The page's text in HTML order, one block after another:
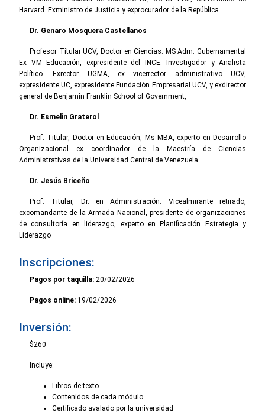
Harvard. Exministro de Justicia y exprocurador de la República
Dr. Genaro Mosquera Castellanos
Profesor Titular UCV, Doctor en Ciencias. MS Adm. Gubernamental
Ex VM Educación, expresidente del INCE. Investigador y Analista
Político. Exrector UGMA, ex vicerrector administrativo UCV,
expresidente UC, expresidente Fundación Empresarial UCV, y exdirector
general de Benjamin Franklin School of Government,
Dr. Esmelin Graterol
Prof. Titular, Doctor en Educación, Ms MBA, experto en Desarrollo
Organizacional ex coordinador de la Maestría de Ciencias
Administrativas de la Universidad Central de Venezuela.
Dr. Jesús Briceño
Prof. Titular, Dr. en Administración. Vicealmirante retirado,
excomandante de la Armada Nacional, presidente de organizaciones
de consultoría en liderazgo, experto en Planificación Estrategia y
Liderazgo
Inscripciones:
Pagos por taquilla: 20/02/2026
Pagos online: 19/02/2026
Inversión:
$260
Incluye:
Libros de texto
Contenidos de cada módulo
Certificado avalado por la universidad